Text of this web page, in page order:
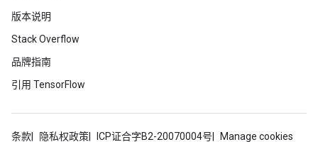
版本说明
Stack Overflow
品牌指南
引用 TensorFlow
条款 隐私权政策 ICP证合字B2-20070004号 Manage cookies